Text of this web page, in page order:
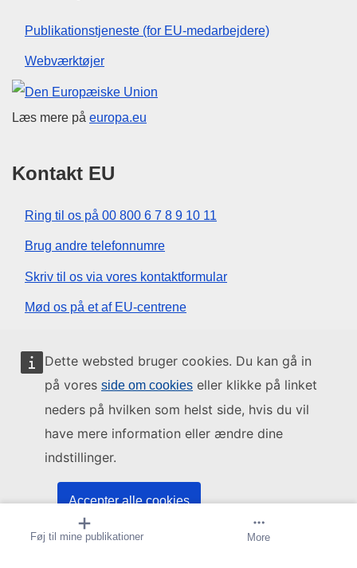
Dette websted bruger cookies. Du kan gå in
på vores side om cookies eller klikke på linket
neders på hvilken som helst side, hvis du vil
have mere information eller ændre dine
indstillinger.
Accepter alle cookies
Acceptér kun nødvendige cookies
Føj til mine publikationer Abonner på meddelelse
More
Publikationstjeneste (for EU-medarbejdere)
Webværktøjer
Den Europæiske Union
Læs mere på europa.eu
Kontakt EU
Ring til os på 00 800 6 7 8 9 10 11
Brug andre telefonnumre
Skriv til os via vores kontaktformular
Mød os på et af EU-centrene
Sociale medier
EU-institutioner og -organer
Om os Contact Juridiske meddelelser
Cookies